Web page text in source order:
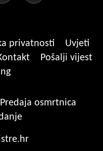
privatnosti
Uvjeti
Pošalji vijest
osmrtnica